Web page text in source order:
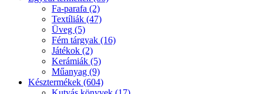
Fa-parafa (2)
Textíliák (47)
Üveg (5)
Fém tárgyak (16)
Játékok (2)
Kerámiák (5)
Műanyag (9)
Késztermékek (604)